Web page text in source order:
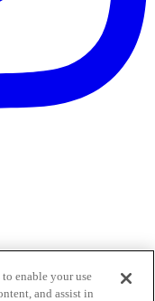
enable your use
and assist in